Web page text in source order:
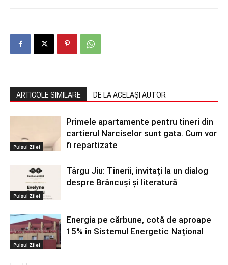
ARTICOLE SIMILARE DE LA ACELAȘI AUTOR
Pulsul Zilei
Primele apartamente pentru tineri din
cartierul Narciselor sunt gata. Cum vor
fi repartizate
Pulsul Zilei
Târgu Jiu: Tinerii, invitați la un dialog
despre Brâncuși și literatură
Pulsul Zilei
Energia pe cărbune, cotă de aproape
15% în Sistemul Energetic Național